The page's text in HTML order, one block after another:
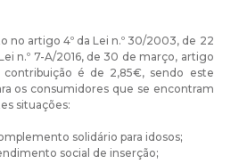
no artigo 4º da Lei n.º 30/2003, de 22
n.º 7-A/2016, de 30 de março, artigo
contribuição é de 2,85€, sendo este
os consumidores que se encontram
situações:
solidário para idosos;
social de inserção;